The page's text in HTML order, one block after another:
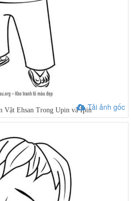
Tải ảnh gốc
Vật Ehsan Trong Upin và Ipin